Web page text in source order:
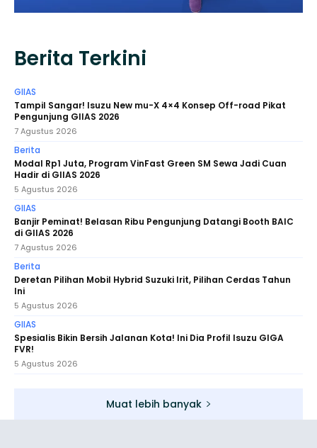
Berita Terkini
GIIAS
Tampil Sangar! Isuzu New mu-X 4×4 Konsep Off-road Pikat
Pengunjung GIIAS 2026
7 Agustus 2026
Berita
Modal Rp1 Juta, Program VinFast Green SM Sewa Jadi Cuan
Hadir di GIIAS 2026
5 Agustus 2026
GIIAS
Banjir Peminat! Belasan Ribu Pengunjung Datangi Booth BAIC
di GIIAS 2026
7 Agustus 2026
Berita
Deretan Pilihan Mobil Hybrid Suzuki Irit, Pilihan Cerdas Tahun
Ini
5 Agustus 2026
GIIAS
Spesialis Bikin Bersih Jalanan Kota! Ini Dia Profil Isuzu GIGA
FVR!
5 Agustus 2026
Muat lebih banyak